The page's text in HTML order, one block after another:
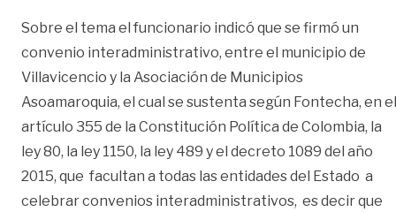
Sobre el tema el funcionario indicó que se firmó un
convenio interadministrativo, entre el municipio de
Villavicencio y la Asociación de Municipios
Asoamaroquia, el cual se sustenta según Fontecha, en
artículo 355 de la Constitución Política de Colombia, la
ley 80, la ley 1150, la ley 489 y el decreto 1089 del año
2015, que facultan a todas las entidades del Estado a
celebrar convenios interadministrativos, es decir que